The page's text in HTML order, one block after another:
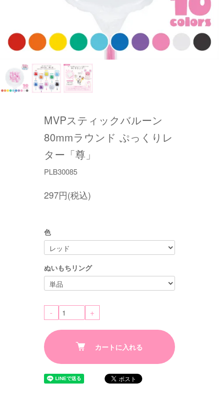
MVPスティックバルーン
80mmラウンド ぷっくりレ
ター「尊」
PLB30085
297円(税込)
色
ぬいもちリング
- +
カートに入れる